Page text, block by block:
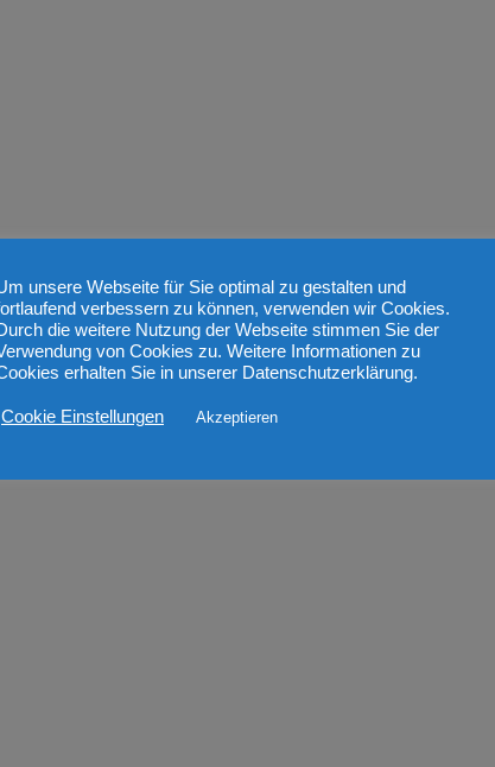
unsere Webseite für Sie optimal zu gestalten und
verbessern zu können, verwenden wir Cookies.
die weitere Nutzung der Webseite stimmen Sie der
von Cookies zu. Weitere Informationen zu
erhalten Sie in unserer Datenschutzerklärung.
Cookie Einstellungen Akzeptieren